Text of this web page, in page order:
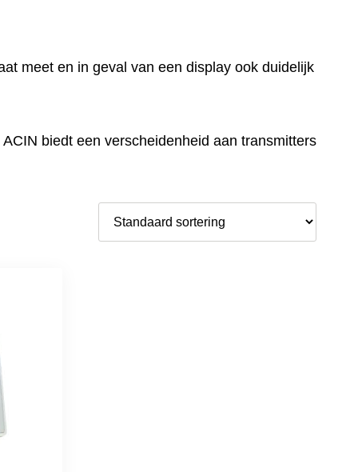
meet en in geval van een display ook duidelijk
biedt een verscheidenheid aan transmitters